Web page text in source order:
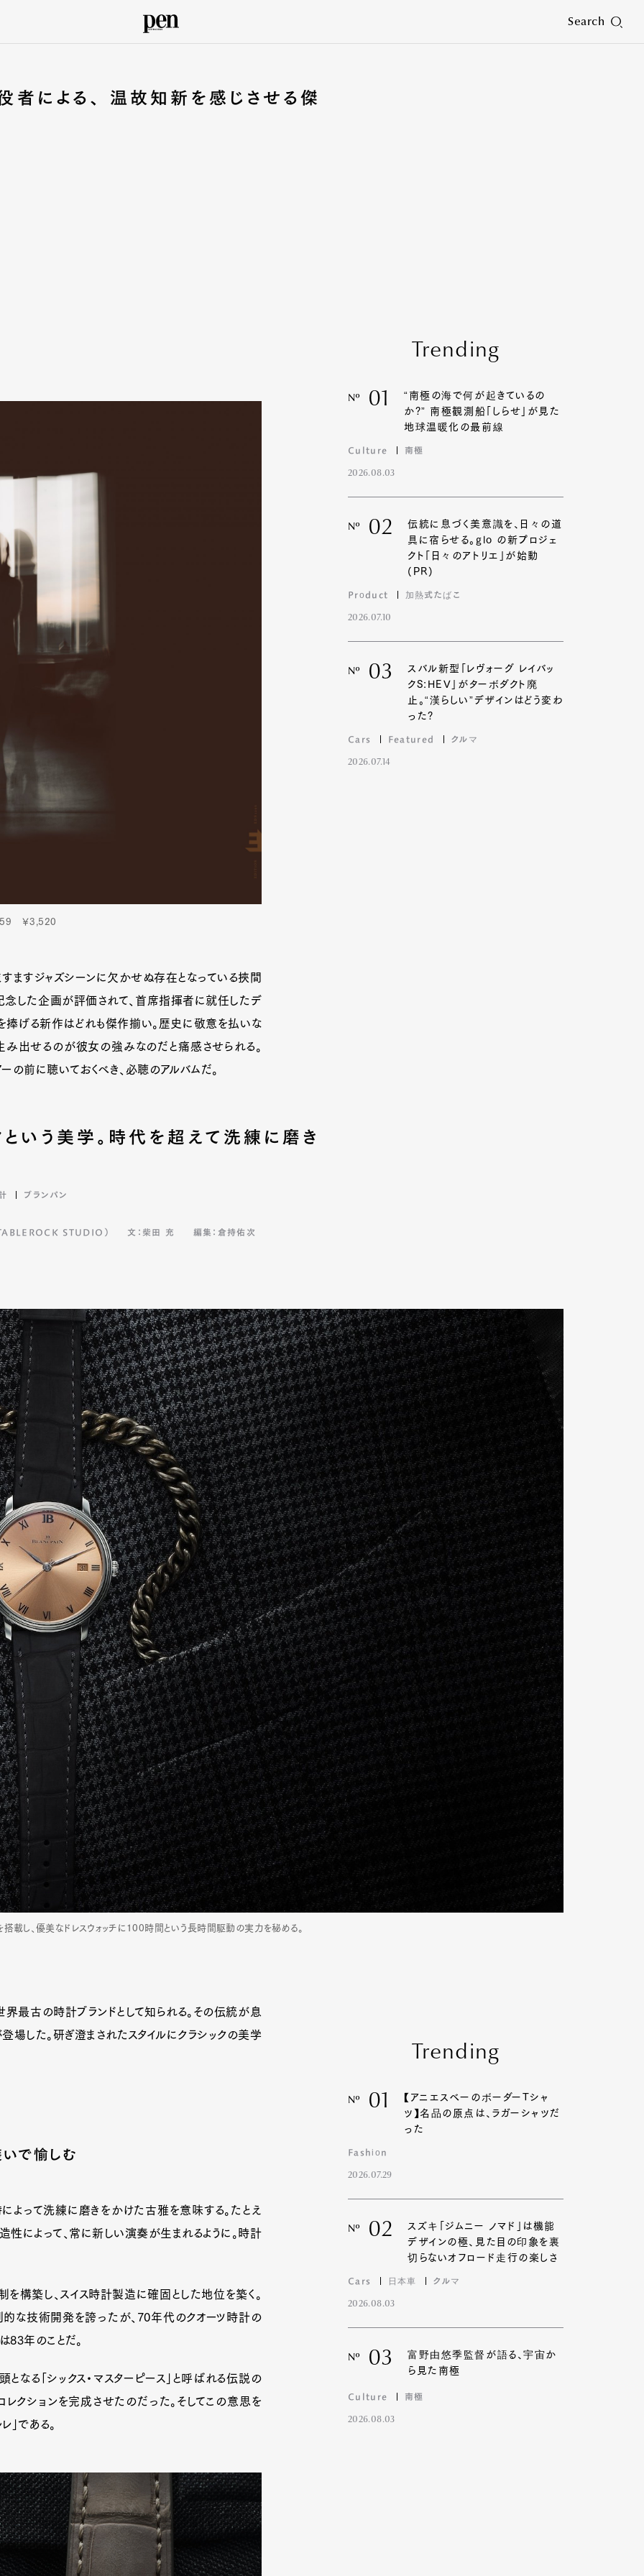
Search
Art&Design Watch
Fashion
Cars Product
Culture
Lifestyle
Magazine Official Columnist About Contact
Pen international Pen tw
者による、 温故知新を感じさせる傑
￥3,520
ますジャズシーンに欠かせぬ存在となっている挾間
した企画が評価されて、首席指揮者に就任したデ
捧げる新作はどれも傑作揃い。歴史に敬意を払いな
出せるのが彼女の強みなのだと痛感させられる。
前に聴いておくべき、必聴のアルバムだ。
Trending
Nº 01
“南極の海で何が起きているの
か?” 南極観測船「しらせ」が見た
地球温暖化の最前線
Culture 南極
2026.08.03
Nº 02
伝統に息づく美意識を、日々の道
具に宿らせる。glo の新プロジェ
クト「日々のアトリエ」が始動
(PR)
Product 加熱式たばこ
2026.07.10
Nº 03
スバル新型「レヴォーグ レイバッ
クS:HEV」がターボダクト廃
止。“漢らしい”デザインはどう変わ
った?
Cars Featured クルマ
2026.07.14
という美学。時代を超えて洗練に磨き
ブランパン
TABLEROCK STUDIO） 文：柴田 充 編集：倉持佑次
を搭載し、優美なドレスウォッチに100時間という長時間駆動の実力を秘める。
最古の時計ブランドとして知られる。その伝統が息
場した。研ぎ澄まされたスタイルにクラシックの美学
で愉しむ
よって洗練に磨きをかけた古雅を意味する。たとえ
によって、常に新しい演奏が生まれるように。時計
構築し、スイス時計製造に確固とした地位を築く。
な技術開発を誇ったが、70年代のクオーツ時計の
83年のことだ。
なる「シックス・マスターピース」と呼ばれる伝説の
クションを完成させたのだった。そしてこの意思を
である。
Trending
Nº 01
【アニエスベーのボーダーTシャ
ツ】名品の原点は、ラガーシャツだ
った
Fashion
2026.07.29
Nº 02
スズキ「ジムニー ノマド」は機能
デザインの極、見た目の印象を裏
切らないオフロード走行の楽しさ
Cars 日本車 クルマ
2026.08.03
Nº 03
富野由悠季監督が語る、宇宙か
ら見た南極
Culture 南極
2026.08.03